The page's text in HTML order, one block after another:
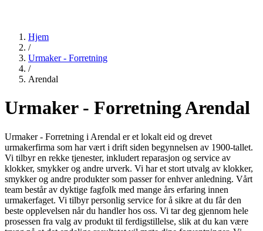
Hjem
/
Urmaker - Forretning
/
Arendal
Urmaker - Forretning Arendal
Urmaker - Forretning i Arendal er et lokalt eid og drevet
urmakerfirma som har vært i drift siden begynnelsen av 1900-tallet.
Vi tilbyr en rekke tjenester, inkludert reparasjon og service av
klokker, smykker og andre urverk. Vi har et stort utvalg av klokker,
smykker og andre produkter som passer for enhver anledning. Vårt
team består av dyktige fagfolk med mange års erfaring innen
urmakerfaget. Vi tilbyr personlig service for å sikre at du får den
beste opplevelsen når du handler hos oss. Vi tar deg gjennom hele
prosessen fra valg av produkt til ferdigstillelse, slik at du kan være